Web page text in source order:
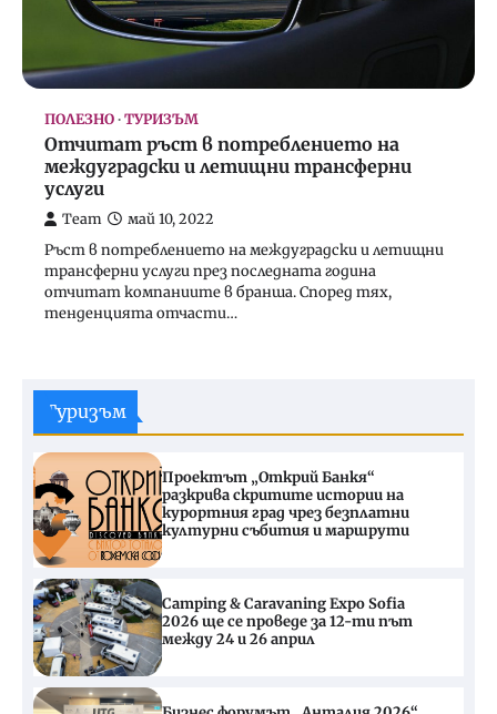
ПОЛЕЗНО ТУРИЗЪМ
Отчитат ръст в потреблението на
междуградски и летищни трансферни
услуги
Team май 10, 2022
Ръст в потреблението на междуградски и летищни
трансферни услуги през последната година
отчитат компаниите в бранша. Според тях,
тенденцията отчасти…
Туризъм
Проектът „Открий Банкя“
разкрива скритите истории на
курортния град чрез безплатни
културни събития и маршрути
Camping & Caravaning Expo Sofia
2026 ще се проведе за 12-ти път
между 24 и 26 април